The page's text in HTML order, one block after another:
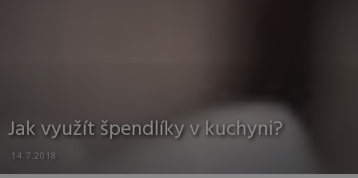
Jak využít špendlíky v kuchyni?
14.7.2018